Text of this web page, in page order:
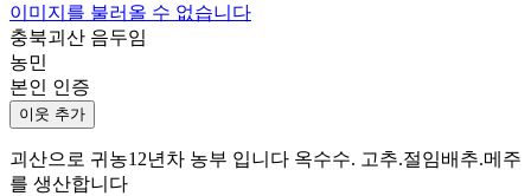
이미지를 불러올 수 없습니다
충북괴산 음두임
농민
본인 인증
이웃 추가
괴산으로 귀농12년차 농부 입니다 옥수수. 고추.절임배추.메주
를 생산합니다